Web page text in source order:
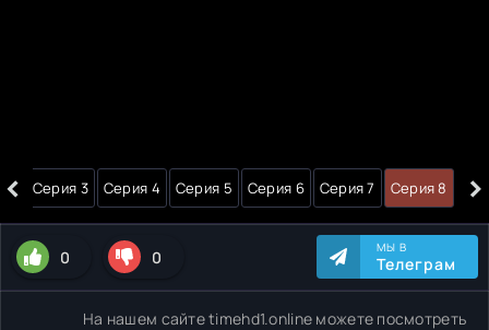
‹
2 Серия 3 Серия 4 Серия 5 Серия 6 Серия 7 Серия 8 ›
0 0 МЫ В
Телеграм
На нашем сайте timehd1.online можете посмотреть